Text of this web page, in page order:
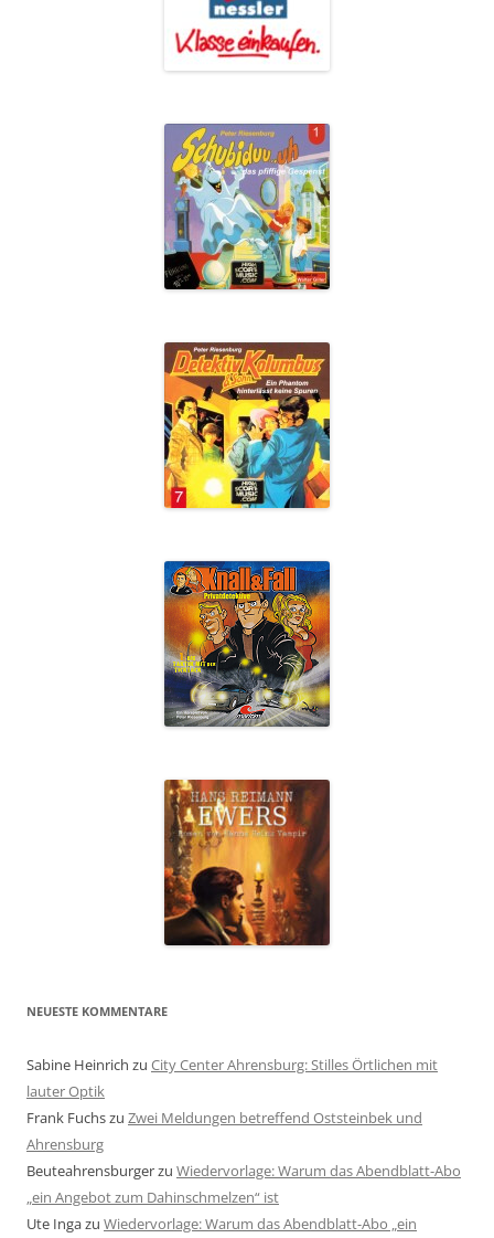
NEUESTE KOMMENTARE
Sabine Heinrich zu City Center Ahrensburg: Stilles Örtlichen mit
lauter Optik
Frank Fuchszu Zwei Meldungen betreffend Oststeinbek und
Ahrensburg
Beuteahrensburgerzu Wiedervorlage: Warum das Abendblatt-Abo
„ein Angebot zum Dahinschmelzen“ ist
Ute Ingazu Wiedervorlage: Warum das Abendblatt-Abo „ein